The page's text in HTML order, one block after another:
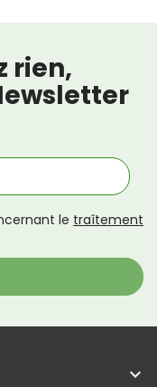
rien,
le traîtement
keyboard_arrow_down